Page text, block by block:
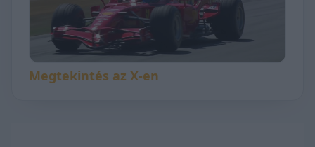
Megtekintés az X-en